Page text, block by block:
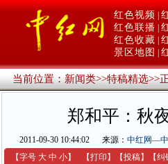
红色视频
红色联播
红色收藏
景区地图
当前位置：新闻类>>特稿精选>>
郑和平：秋
2011-09-30 10:44:02 来源： 中红网—
【字号 大 中 小】 【打印 】 【投稿】 【纠